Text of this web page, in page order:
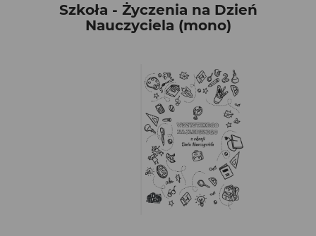
Szkoła - Życzenia na Dzień
Nauczyciela (mono)